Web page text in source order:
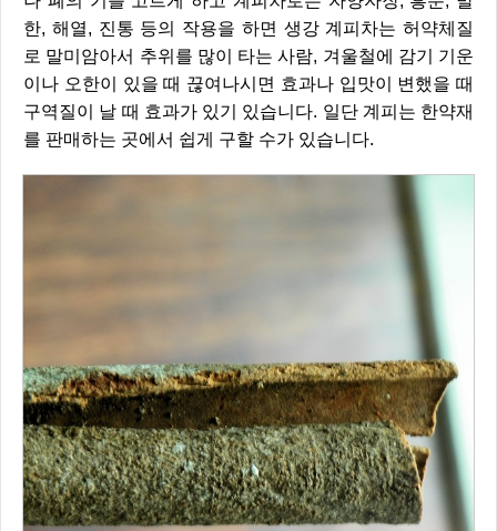
한, 해열, 진통 등의 작용을 하면 생강 계피차는 허약체질
로 말미암아서 추위를 많이 타는 사람, 겨울철에 감기 기운
이나 오한이 있을 때 끊여나시면 효과나 입맛이 변했을 때
구역질이 날 때 효과가 있기 있습니다. 일단 계피는 한약재
를 판매하는 곳에서 쉽게 구할 수가 있습니다.